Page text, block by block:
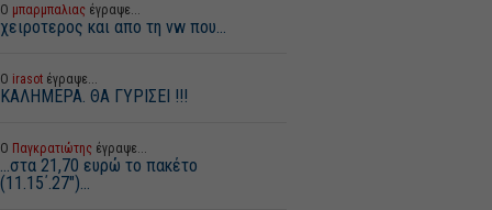
Ο μπαρμπαλιαςέγραψε...
χειροτερος και απο τη vw που...
Ο irasotέγραψε...
ΚΑΛΗΜΕΡΑ. ΘΑ ΓΥΡΙΣΕΙ !!!
Ο Παγκρατιώτηςέγραψε...
...στα 21,70 ευρώ το πακέτο
(11.15΄.27")...